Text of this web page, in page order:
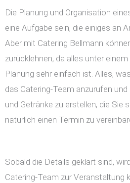
Die Planung und Organisation
eine Aufgabe sein, die einiges an
Aber mit Catering Bellmann
zurücklehnen, da alles unter
Planung sehr einfach ist. Alles,
das Catering-Team anzurufen
und Getränke zu erstellen, die Sie
natürlich einen Termin zu
Sobald die Details geklärt sind,
Catering-Team zur Veranstaltung